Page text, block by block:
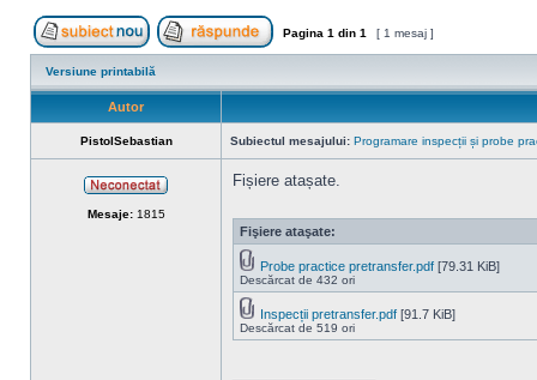
Scrie un subiect nou Răspunde la subiect
Pagina 1 din 1 [ 1 mesaj ]
Versiune printabilă
Autor
PistolSebastian Subiectul mesajului: Programare inspecții și probe
Mesaje:1815
Fișiere atașate.
Fişiere ataşate:
Probe practice pretransfer.pdf [79.31 KiB]
Descărcat de 432 ori
Inspecții pretransfer.pdf [91.7 KiB]
Descărcat de 519 ori